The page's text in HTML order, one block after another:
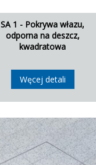
SA 1 - Pokrywa włazu,
odporna na deszcz,
kwadratowa
Węcej detali